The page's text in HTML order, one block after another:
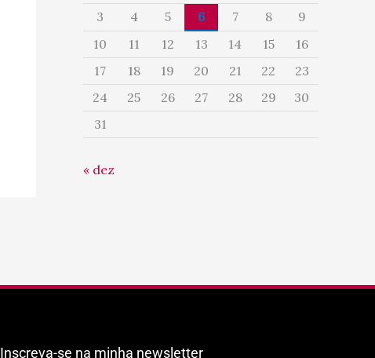
3
4 5 6 7 8
9
10
11 12 13 14 15
16
17
18 19 20 21 22
23
24
25 26 27 28 29
30
31
« dez
Inscreva-se na minha newsletter